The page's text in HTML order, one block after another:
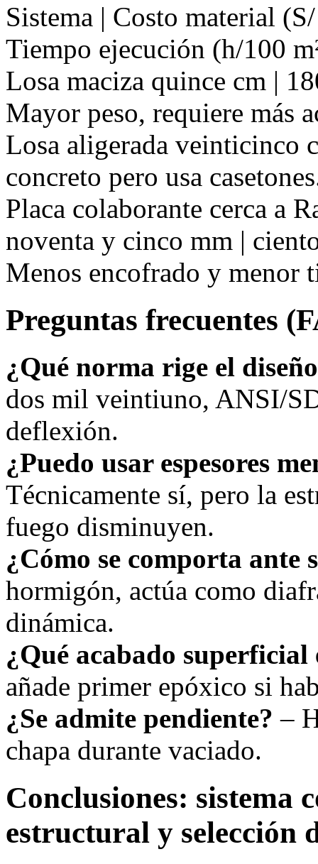
Sistema | Costo material
Tiempo ejecución (h/100
Losa maciza quince cm |
Mayor peso, requiere más
Losa aligerada veinticinco
concreto pero usa
Placa colaborante cerca a
noventa y cinco mm |
Menos encofrado y menor
Preguntas frecuentes
¿Qué norma rige el
dos mil veintiuno, ANSI/
deflexión.
¿Puedo usar espesores
Técnicamente sí, pero la
fuego disminuyen.
¿Cómo se comporta ante
hormigón, actúa como
dinámica.
¿Qué acabado superficial
añade primer epóxico si
¿Se admite pendiente? –
chapa durante vaciado.
Conclusiones: sistema
estructural y selección